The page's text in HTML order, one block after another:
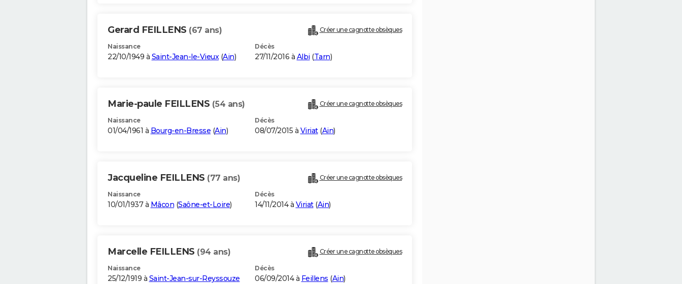
Gerard FEILLENS (67 ans) Créer une cagnotte obsèques
Naissance
22/10/1949 à Saint-Jean-le-Vieux(Ain)
Décès
27/11/2016 à Albi (Tarn)
Marie-paule FEILLENS (54 ans) Créer une cagnotte obsèques
Naissance
01/04/1961 à Bourg-en-Bresse (Ain)
Décès
08/07/2015 à Viriat(Ain)
Jacqueline FEILLENS (77 ans) Créer une cagnotte obsèques
Naissance
10/01/1937 à Mâcon (Saône-et-Loire)
Décès
14/11/2014 à Viriat(Ain)
Marcelle FEILLENS (94 ans) Créer une cagnotte obsèques
Naissance
25/12/1919 à Saint-Jean-sur-Reyssouze
Décès
06/09/2014 à Feillens (Ain)